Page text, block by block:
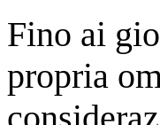
Fino ai
propria